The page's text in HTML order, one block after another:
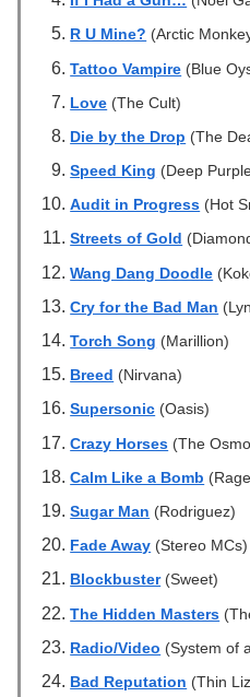
R U Mine? (Arctic
Tattoo Vampire (Blue
Love (The Cult)
Die by the Drop (The
Speed King (Deep
Audit in Progress (Hot
Streets of Gold
Wang Dang Doodle
Cry for the Bad Man
Torch Song (Marillion)
Breed (Nirvana)
Supersonic (Oasis)
Crazy Horses (The
Calm Like a Bomb
Sugar Man (Rodriguez)
Fade Away (Stereo MCs)
Blockbuster(Sweet)
The Hidden Masters
Radio/Video (System of
Bad Reputation (Thin